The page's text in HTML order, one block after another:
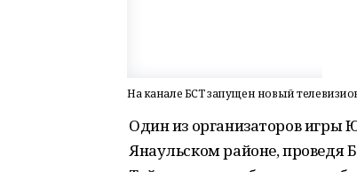
На канале БСТ запущен новый
Один из организаторов
Янаульском районе, проведя